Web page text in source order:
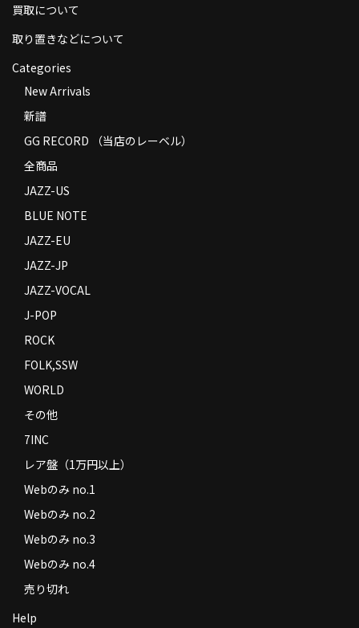
特定商取引法に基づく表示
Contact
買取について
取り置きなどについて
Categories
New Arrivals
新譜
GG RECORD （当店のレーベル）
全商品
JAZZ-US
BLUE NOTE
JAZZ-EU
JAZZ-JP
JAZZ-VOCAL
J-POP
ROCK
FOLK,SSW
WORLD
その他
7INC
レア盤（1万円以上）
Webのみ no.1
Webのみ no.2
Webのみ no.3
Webのみ no.4
売り切れ
Help